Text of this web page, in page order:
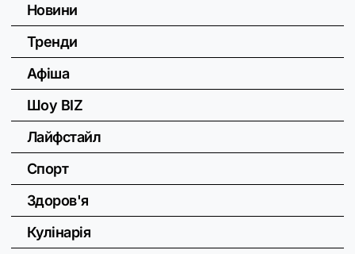
Новини
Тренди
Афіша
Шоу BIZ
Лайфстайл
Спорт
Здоров'я
Кулінарія